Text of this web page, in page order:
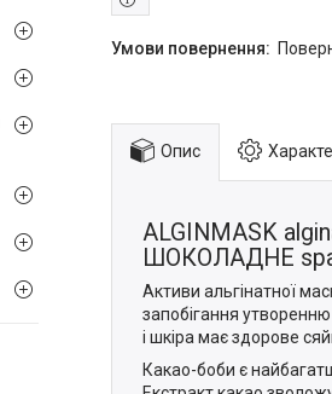
Опис
ALGINMASK
ШОКОЛАДНЕ spa
Активи альгінатної
запобігання
і шкіра має здорове
Какао-боби є